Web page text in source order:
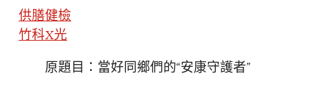
供膳健檢
竹科X光
原題目：當好同鄉們的“安康守護者”